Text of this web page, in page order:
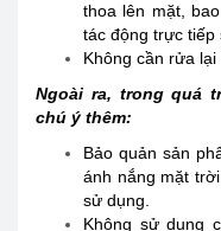
thoa lên mặt,
tác động trực tiếp
Không cần rửa
Ngoài ra, trong quá
chú ý thêm:
Bảo quản sản
ánh nắng mặt
sử dụng.
Không sử dụng